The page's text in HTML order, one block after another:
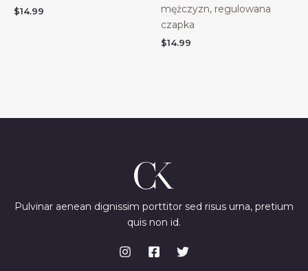
$14.99
mężczyzn, regulowana
czapka
$14.99
Pulvinar aenean dignissim porttitor sed risus urna, pretium
quis non id.